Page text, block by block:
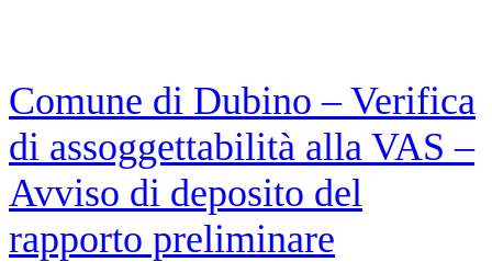
Comune di Dubino – Verifica
di assoggettabilità alla VAS –
Avviso di deposito del
rapporto preliminare